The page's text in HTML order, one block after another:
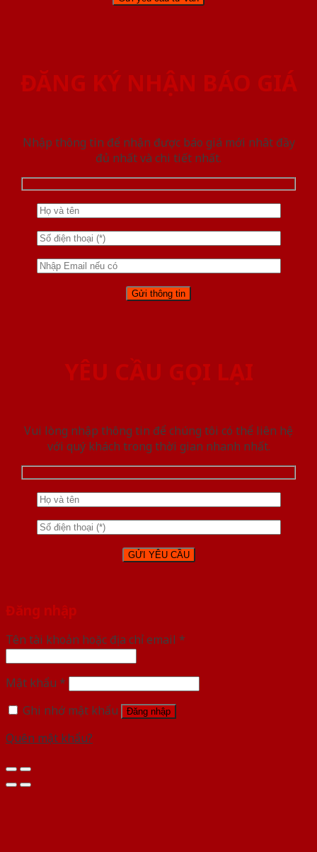
ĐĂNG KÝ NHẬN BÁO GIÁ
Nhập thông tin để nhận được báo giá mới nhât đầy
đủ nhất và chi tiết nhất.
YÊU CẦU GỌI LẠI
Vui lòng nhập thông tin để chúng tôi có thể liên hệ
với quý khách trong thời gian nhanh nhất.
Đăng nhập
Tên tài khoản hoặc địa chỉ email *
Mật khẩu *
Ghi nhớ mật khẩu
Đăng nhập
Quên mật khẩu?